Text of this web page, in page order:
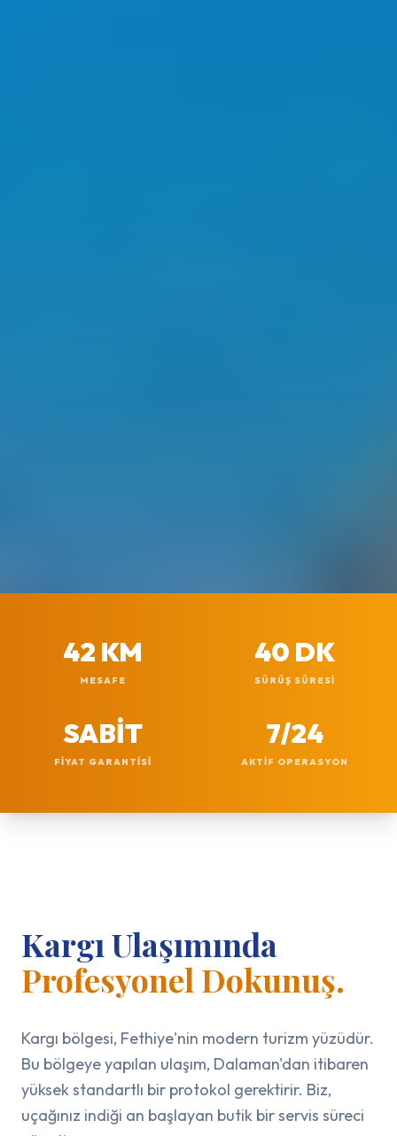
42 KM
MESAFE
40 DK
SÜRÜŞ SÜRESI
SABİT
FIYAT GARANTISI
7/24
AKTIF OPERASYON
Kargı Ulaşımında
Profesyonel Dokunuş.
Kargı bölgesi, Fethiye'nin modern turizm yüzüdür.
Bu bölgeye yapılan ulaşım, Dalaman'dan itibaren
yüksek standartlı bir protokol gerektirir. Biz,
uçağınız indiği an başlayan butik bir servis süreci